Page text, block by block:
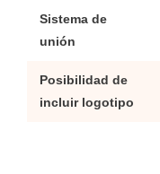
Sistema de
unión
Posibilidad de
incluir logotipo